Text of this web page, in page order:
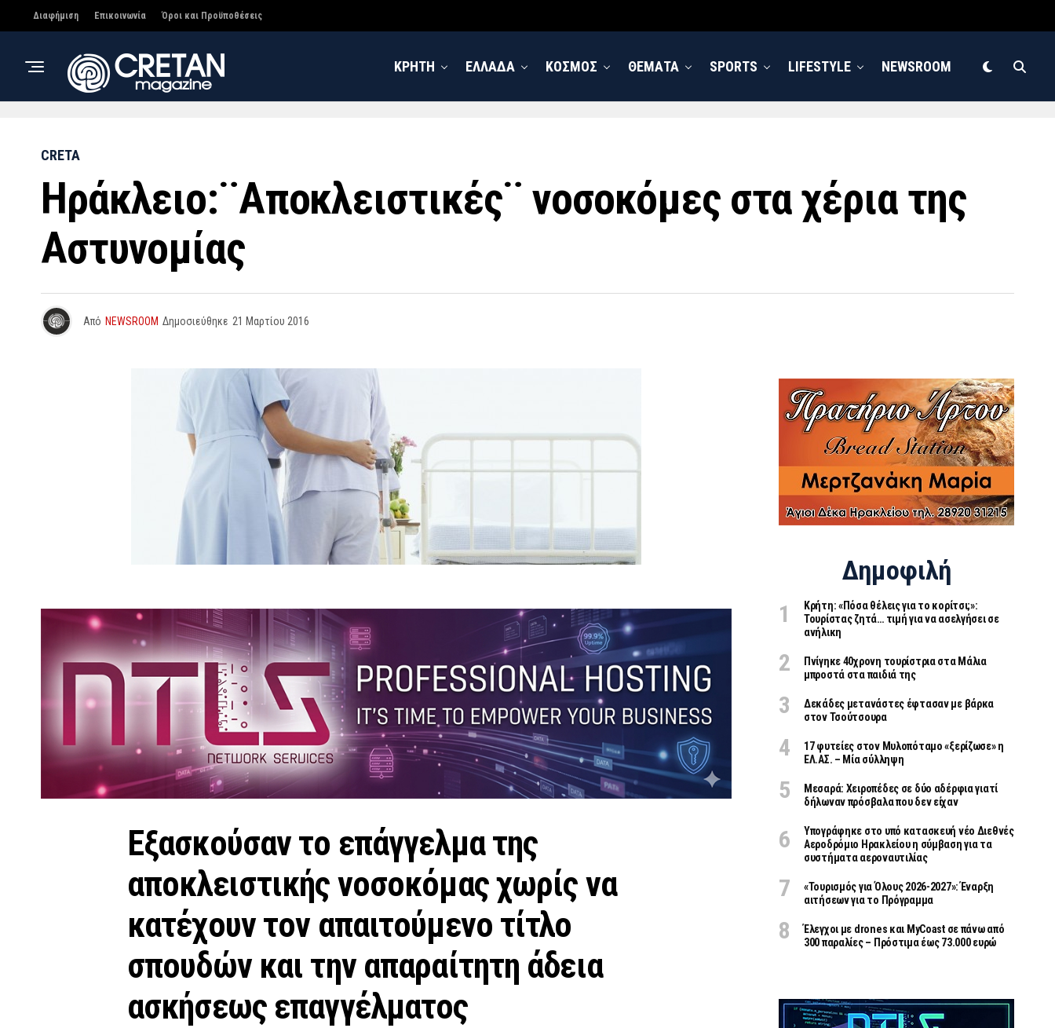
Διαφήμιση Επικοινωνία Όροι και Προϋποθέσεις
ΚΡΗΤΗ ΕΛΛΑΔΑ ΚΟΣΜΟΣ ΘΕΜΑΤΑ SPORTS LIFESTYLE NEWSROOM
CRETA
Ηράκλειο:¨Αποκλειστικές¨ νοσοκόμες στα χέρια της
Αστυνομίας
Από NEWSROOM Δημοσιεύθηκε 21 Μαρτίου 2016
Εξασκούσαν το επάγγελμα της
αποκλειστικής νοσοκόμας χωρίς να
κατέχουν τον απαιτούμενο τίτλο
σπουδών και την απαραίτητη άδεια
ασκήσεως επαγγέλματος
Δημοφιλή
Κρήτη: «Πόσα θέλεις για το κορίτσι;»:
Τουρίστας ζητά… τιμή για να ασελγήσει σε
ανήλικη
Πνίγηκε 40χρονη τουρίστρια στα Μάλια
μπροστά στα παιδιά της
Δεκάδες μετανάστες έφτασαν με βάρκα
στον Τσούτσουρα
17 φυτείες στον Μυλοπόταμο «ξερίζωσε» η
ΕΛ.ΑΣ. – Μία σύλληψη
Μεσαρά: Χειροπέδες σε δύο αδέρφια γιατί
δήλωναν πρόσβαλα που δεν είχαν
Υπογράφηκε στο υπό κατασκευή νέο Διεθνές
Αεροδρόμιο Ηρακλείου η σύμβαση για τα
συστήματα αεροναυτιλίας
«Τουρισμός για Όλους 2026-2027»: Έναρξη
αιτήσεων για το Πρόγραμμα
Έλεγχοι με drones και MyCoast σε πάνω από
300 παραλίες – Πρόστιμα έως 73.000 ευρώ